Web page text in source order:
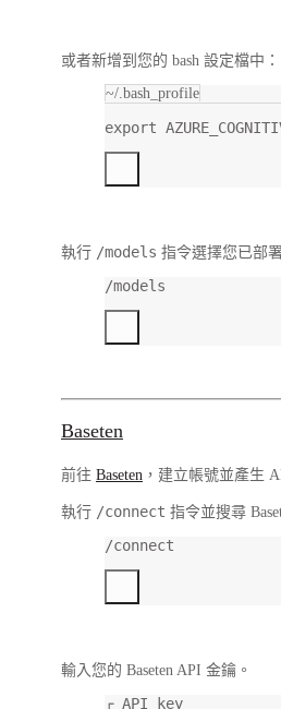
或者新增到您的 bash 設定檔中：
~/.bash_profile
export
執行 /models 指令選擇您已部
/models
Baseten
前往 Baseten ，建立帳號並產生
執行 /connect 指令並搜尋
/connect
輸入您的 Baseten API 金鑰。
┌ API key